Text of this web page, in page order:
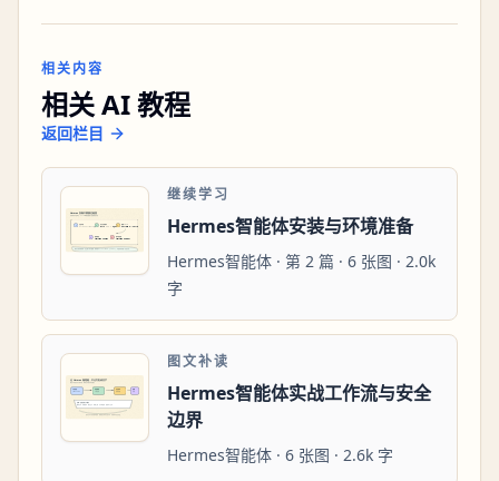
相关内容
相关 AI 教程
返回栏目
继续学习
Hermes智能体安装与环境准备
Hermes智能体 · 第 2 篇 · 6 张图 · 2.0k
字
图文补读
Hermes智能体实战工作流与安全
边界
Hermes智能体 · 6 张图 · 2.6k 字